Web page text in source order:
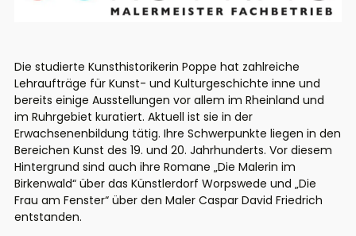
Die studierte Kunsthistorikerin Poppe hat zahlreiche
Lehraufträge für Kunst- und Kulturgeschichte inne und
bereits einige Ausstellungen vor allem im Rheinland und
im Ruhrgebiet kuratiert. Aktuell ist sie in der
Erwachsenenbildung tätig. Ihre Schwerpunkte liegen in den
Bereichen Kunst des 19. und 20. Jahrhunderts. Vor diesem
Hintergrund sind auch ihre Romane „Die Malerin im
Birkenwald“ über das Künstlerdorf Worpswede und „Die
Frau am Fenster“ über den Maler Caspar David Friedrich
entstanden.